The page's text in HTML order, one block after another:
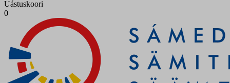
Uástuskoori
0